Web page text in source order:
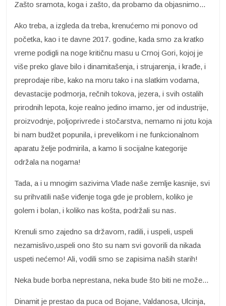
Zašto sramota, koga i zašto, da probamo da objasnimo...
Ako treba, a izgleda da treba, krenućemo mi ponovo od
početka, kao i te davne 2017. godine, kada smo za kratko
vreme podigli na noge kritičnu masu u Crnoj Gori, kojoj je
više preko glave bilo i dinamitašenja, i strujarenja, i krađe, i
preprodaje ribe, kako na moru tako i na slatkim vodama,
devastacije podmorja, rečnih tokova, jezera, i svih ostalih
prirodnih lepota, koje realno jedino imamo, jer od industrije,
proizvodnje, poljoprivrede i stočarstva, nemamo ni jotu koja
bi nam budžet popunila, i prevelikom i ne funkcionalnom
aparatu želje podmirila, a kamo li socijalne kategorije
održala na nogama!
Tada, a i u mnogim sazivima Vlade naše zemlje kasnije, svi
su prihvatili naše viđenje toga gde je problem, koliko je
golem i bolan, i koliko nas košta, podržali su nas.
Krenuli smo zajedno sa državom, radili, i uspeli, uspeli
nezamislivo,uspeli ono što su nam svi govorili da nikada
uspeti nećemo! Ali, vodili smo se zapisima naših starih!
Neka bude borba neprestana, neka bude što biti ne može...
Dinamit je prestao da puca od Bojane, Valdanosa, Ulcinja,